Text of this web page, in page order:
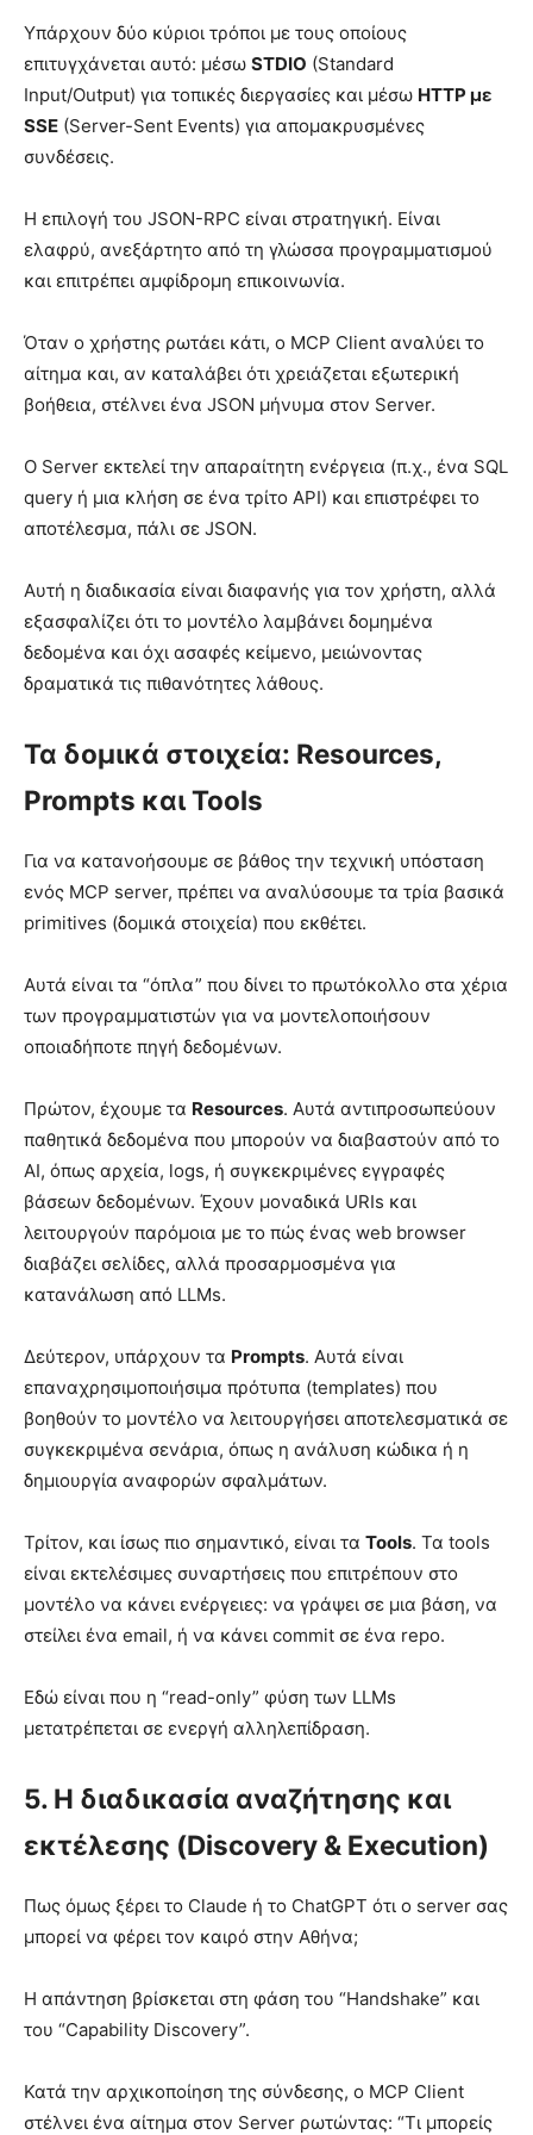
Υπάρχουν δύο κύριοι τρόποι με τους οποίους
επιτυγχάνεται αυτό: μέσω STDIO (Standard
Input/Output) για τοπικές διεργασίες και μέσω HTTP με
SSE (Server-Sent Events) για απομακρυσμένες
συνδέσεις.
Η επιλογή του JSON-RPC είναι στρατηγική. Είναι
ελαφρύ, ανεξάρτητο από τη γλώσσα προγραμματισμού
και επιτρέπει αμφίδρομη επικοινωνία.
Όταν ο χρήστης ρωτάει κάτι, ο MCP Client αναλύει το
αίτημα και, αν καταλάβει ότι χρειάζεται εξωτερική
βοήθεια, στέλνει ένα JSON μήνυμα στον Server.
Ο Server εκτελεί την απαραίτητη ενέργεια (π.χ., ένα SQL
query ή μια κλήση σε ένα τρίτο API) και επιστρέφει το
αποτέλεσμα, πάλι σε JSON.
Αυτή η διαδικασία είναι διαφανής για τον χρήστη, αλλά
εξασφαλίζει ότι το μοντέλο λαμβάνει δομημένα
δεδομένα και όχι ασαφές κείμενο, μειώνοντας
δραματικά τις πιθανότητες λάθους.
Τα δομικά στοιχεία: Resources,
Prompts και Tools
Για να κατανοήσουμε σε βάθος την τεχνική υπόσταση
ενός MCP server, πρέπει να αναλύσουμε τα τρία βασικά
primitives (δομικά στοιχεία) που εκθέτει.
Αυτά είναι τα “όπλα” που δίνει το πρωτόκολλο στα χέρια
των προγραμματιστών για να μοντελοποιήσουν
οποιαδήποτε πηγή δεδομένων.
Πρώτον, έχουμε τα Resources. Αυτά αντιπροσωπεύουν
παθητικά δεδομένα που μπορούν να διαβαστούν από το
AI, όπως αρχεία, logs, ή συγκεκριμένες εγγραφές
βάσεων δεδομένων. Έχουν μοναδικά URIs και
λειτουργούν παρόμοια με το πώς ένας web browser
διαβάζει σελίδες, αλλά προσαρμοσμένα για
κατανάλωση από LLMs.
Δεύτερον, υπάρχουν τα Prompts. Αυτά είναι
επαναχρησιμοποιήσιμα πρότυπα (templates) που
βοηθούν το μοντέλο να λειτουργήσει αποτελεσματικά σε
συγκεκριμένα σενάρια, όπως η ανάλυση κώδικα ή η
δημιουργία αναφορών σφαλμάτων.
Τρίτον, και ίσως πιο σημαντικό, είναι τα Tools. Τα tools
είναι εκτελέσιμες συναρτήσεις που επιτρέπουν στο
μοντέλο να κάνει ενέργειες: να γράψει σε μια βάση, να
στείλει ένα email, ή να κάνει commit σε ένα repo.
Εδώ είναι που η “read-only” φύση των LLMs
μετατρέπεται σε ενεργή αλληλεπίδραση.
5. Η διαδικασία αναζήτησης και
εκτέλεσης (Discovery & Execution)
Πως όμως ξέρει το Claude ή το ChatGPT ότι ο server σας
μπορεί να φέρει τον καιρό στην Αθήνα;
Η απάντηση βρίσκεται στη φάση του “Handshake” και
του “Capability Discovery”.
Κατά την αρχικοποίηση της σύνδεσης, ο MCP Client
στέλνει ένα αίτημα στον Server ρωτώντας: “Τι μπορείς